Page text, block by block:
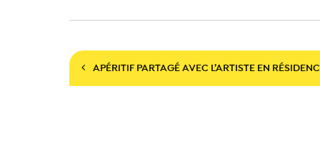
Navigation
APÉRITIF PARTAGÉ AVEC L’ARTISTE EN